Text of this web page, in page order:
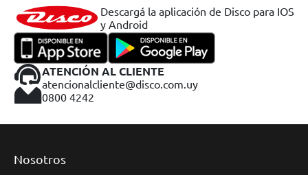
Descargá la aplicación de Disco para IOS
y Android
ATENCIÓN AL CLIENTE
atencionalcliente@disco.com.uy
0800 4242
Nosotros